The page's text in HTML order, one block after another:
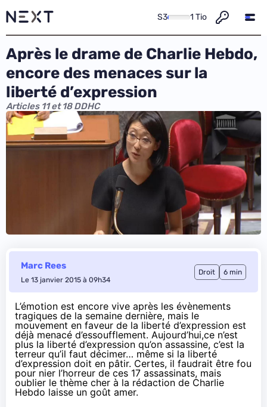
S3 1 Tio
Après le drame de Charlie Hebdo,
encore des menaces sur la
liberté d’expression
Articles 11 et 18 DDHC
Marc Rees
Le 13 janvier 2015 à 09h34
Droit 6 min
L’émotion est encore vive après les évènements
tragiques de la semaine dernière, mais le
mouvement en faveur de la liberté d’expression est
déjà menacé d’essoufflement. Aujourd’hui,ce n’est
plus la liberté d’expression qu’on assassine, c’est la
terreur qu’il faut décimer… même si la liberté
d’expression doit en pâtir. Certes, il faudrait être fou
pour nier l’horreur de ces 17 assassinats, mais
oublier le thème cher à la rédaction de Charlie
Hebdo laisse un goût amer.